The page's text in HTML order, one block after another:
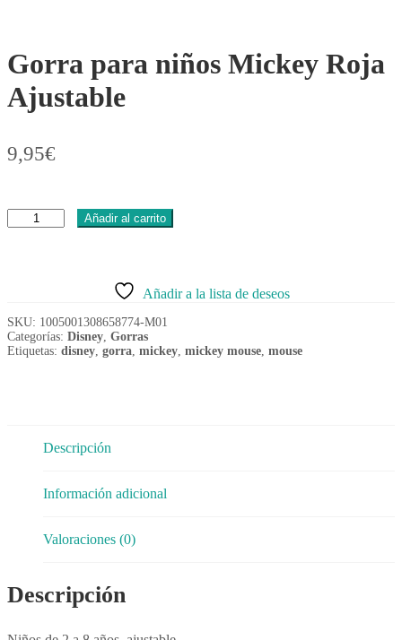
Gorra para niños Mickey Roja
Ajustable
9,95€
Gorra
para
Añadir al carrito
Añadir a la lista de deseos
SKU: 1005001308658774-M01
Categorías: Disney Gorras
Etiquetas: disney gorra mickey mickey mouse mouse
Descripción
Información adicional
Valoraciones (0)
Descripción